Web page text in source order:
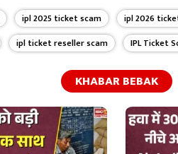
ipl 2025 ticket scam ipl 2026
ipl ticket reseller scam IPL Ticket
KHABAR BEBAK